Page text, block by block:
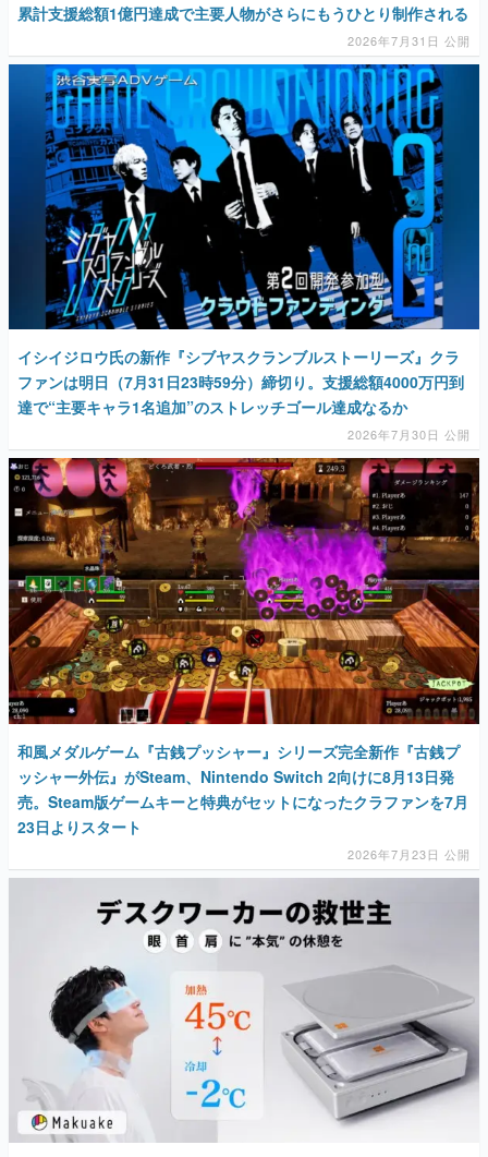
カテゴリ
特集記事
マンガ
女性向け
アプリレビュー
その他
電ファミニコゲーマーとは？
運営：株式会社マレ
累計支援総額1億円達成で主要人物がさらにもうひとり制作される
2026年7月31日 公開
イシイジロウ氏の新作『シブヤスクランブルストーリーズ』クラ
ファンは明日（7月31日23時59分）締切り。支援総額4000万円到
達で“主要キャラ1名追加”のストレッチゴール達成なるか
2026年7月30日 公開
和風メダルゲーム『古銭プッシャー』シリーズ完全新作『古銭プ
ッシャー外伝』がSteam、Nintendo Switch 2向けに8月13日発
売。Steam版ゲームキーと特典がセットになったクラファンを7月
23日よりスタート
2026年7月23日 公開